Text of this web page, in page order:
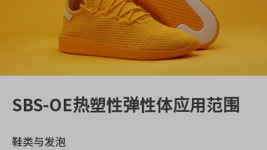
SBS-OE热塑性弹性体应用范围
鞋类与发泡